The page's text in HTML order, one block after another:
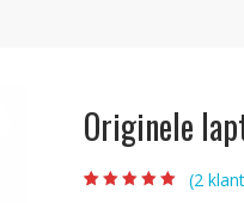
Originele
(2